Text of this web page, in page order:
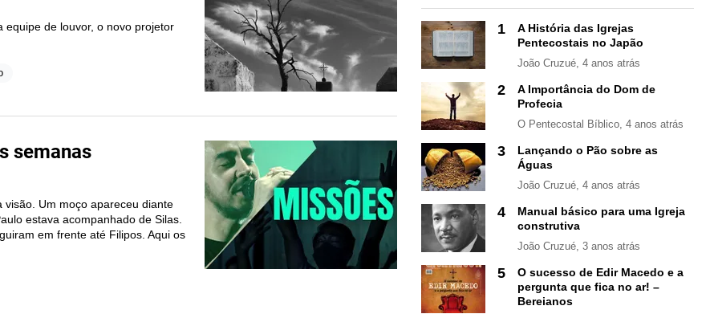
equipe de louvor, o novo projetor
semanas
Um moço apareceu diante
estava acompanhado de Silas.
em frente até Filipos. Aqui os
1
A História das Igrejas
Pentecostais no Japão
João Cruzué, 4 anos atrás
2
A Importância do Dom de
Profecia
O Pentecostal Bíblico, 4 anos atrás
3
Lançando o Pão sobre as
Águas
João Cruzué, 4 anos atrás
4
Manual básico para uma Igreja
construtiva
João Cruzué, 3 anos atrás
5
O sucesso de Edir Macedo e a
pergunta que fica no ar! –
Bereianos